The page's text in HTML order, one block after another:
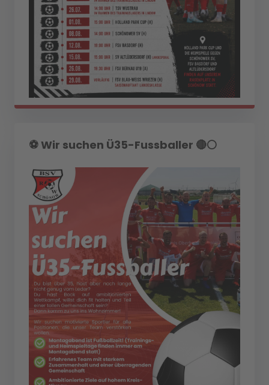
⚽️ Wir suchen Ü35-Fussballer 🔴⚪️